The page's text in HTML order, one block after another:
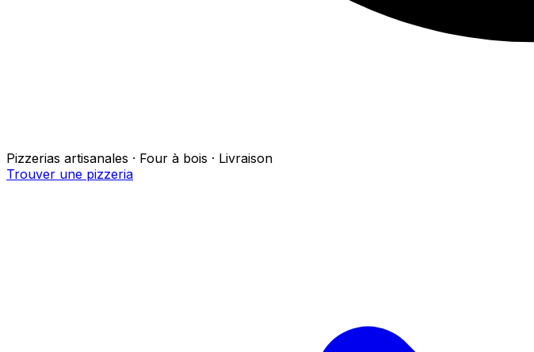
Pizzerias artisanales · Four à bois · Livraison
Trouver une pizzeria